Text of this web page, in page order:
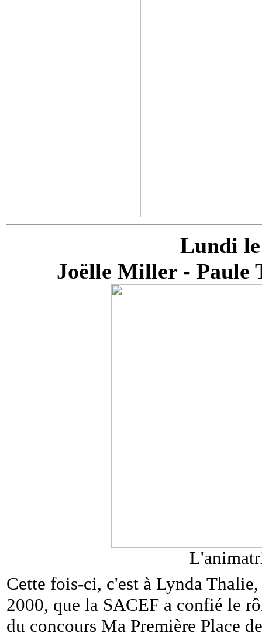
Lundi le
Joëlle Miller - Paule
Cette fois-ci, c'est à Lynda
2000, que la SACEF a confié le
du concours Ma Première Place